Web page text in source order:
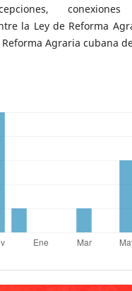
la Ley de Reforma
Reforma Agraria cubana